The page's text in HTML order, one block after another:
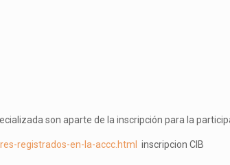
son aparte de la inscripción para la
registrados-en-la-accc.html inscripcion CIB